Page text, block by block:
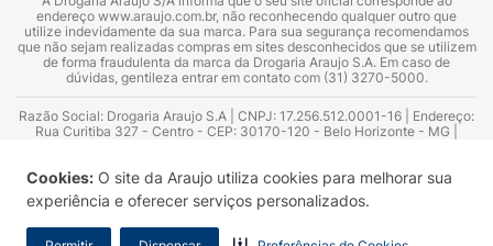
Cookies: O site da Araujo utiliza cookies para melhorar sua
experiência e oferecer serviços personalizados.
endereço www.araujo.com.br, não reconhecendo qualquer outro que
utilize indevidamente da sua marca. Para sua segurança recomendamos
que não sejam realizadas compras em sites desconhecidos que se utilizem
de forma fraudulenta da marca da Drogaria Araujo S.A. Em caso de
dúvidas, gentileza entrar em contato com (31) 3270-5000.
Razão Social: Drogaria Araujo S.A | CNPJ: 17.256.512.0001-16 | Endereço:
Rua Curitiba 327 - Centro - CEP: 30170-120 - Belo Horizonte - MG |
Azevedo Guimarães – CRF 10.965 | Yasmin Silva Alvarenga – CRF 52.584 -
Consultor substituto: Thiago Aguiar Pinheiro - CRF Nº 13.748. Alvará
Sanitário: 2025020713 | Autorização de Funcionamento da Empresa (AFE):